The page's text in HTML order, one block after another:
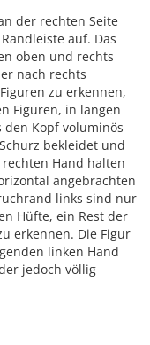
der rechten Seite
auf. Das
oben und rechts
nach rechts
zu erkennen,
Figuren, in langen
den Kopf voluminös
bekleidet und
Hand halten
angebrachten
links sind nur
Hüfte, ein Rest der
erkennen. Die Figur
linken Hand
jedoch völlig